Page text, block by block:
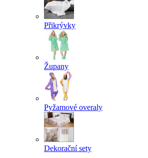
Přikrývky
Župany
Pyžamové overaly
Dekorační sety